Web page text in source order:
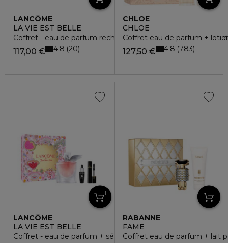
LANCÔME
LA VIE EST BELLE
Coffret - eau de parfum rechargeable 50ml + mascara lash
117,00 € 4.8 20
CHLOE
CHLOE
Coffret eau de parfum +
127,50 € 4.8 783
LANCÔME
LA VIE EST BELLE
Coffret - eau de parfum + sérum + mini mascara
RABANNE
FAME
Coffret eau de parfum + lait